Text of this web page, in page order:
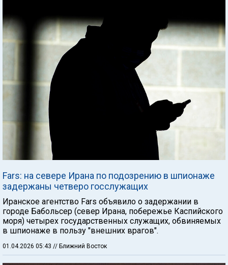
Fars: на севере Ирана по подозрению в шпионаже
задержаны четверо госслужащих
Иранское агентство Fars объявило о задержании в
городе Бабольсер (север Ирана, побережье Каспийского
моря) четырех государственных служащих, обвиняемых
в шпионаже в пользу "внешних врагов".
01.04.2026 05:43 // Ближний Восток